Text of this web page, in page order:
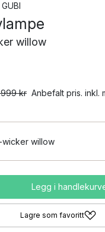
GUBI
willow
999 kr Anbefalt pris. inkl.
wicker willow
Legg i
Lagre som favoritt